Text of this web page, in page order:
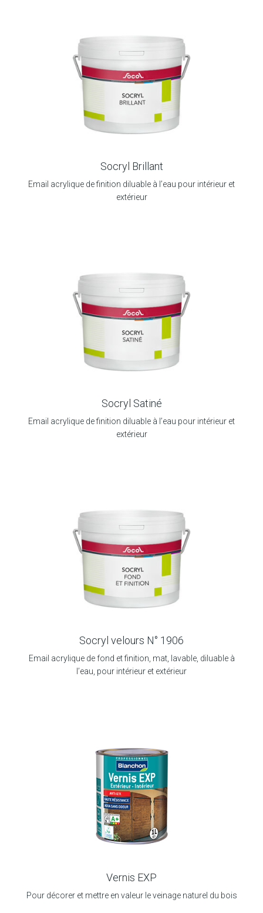
Socryl Brillant
Email acrylique de finition diluable à l’eau pour intérieur et
extérieur
Socryl Satiné
Email acrylique de finition diluable à l’eau pour intérieur et
extérieur
Socryl velours N° 1906
Email acrylique de fond et finition, mat, lavable, diluable à
l’eau, pour intérieur et extérieur
Vernis EXP
Pour décorer et mettre en valeur le veinage naturel du bois